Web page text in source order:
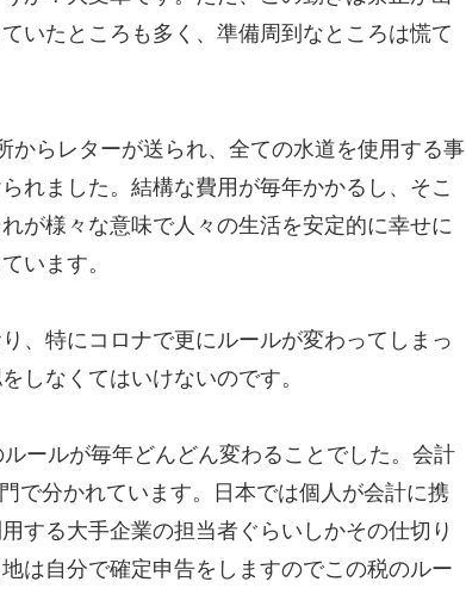
いたところも多く、準備周到なところは慌て
からレターが送られ、全ての水道を使用する事
れました。結構な費用が毎年かかるし、そこ
が様々な意味で人々の生活を安定的に幸せに
います。
、特にコロナで更にルールが変わってしまっ
しなくてはいけないのです。
ールが毎年どんどん変わることでした。会計
で分かれています。日本では個人が会計に携
する大手企業の担当者ぐらいしかその仕切り
は自分で確定申告をしますのでこの税のルー